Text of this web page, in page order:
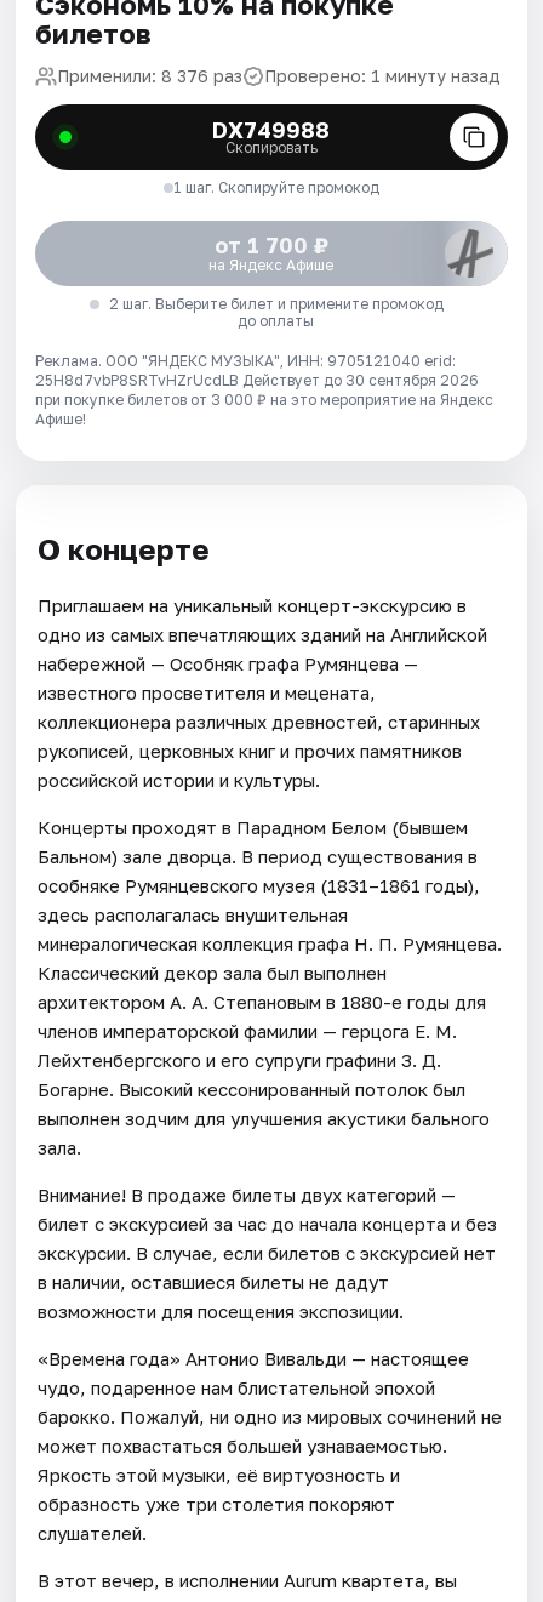
билетов
Применили: 8 376 раз Проверено: 1 минуту назад
DX749988
Скопировать
1 шаг. Скопируйте промокод
от 1 700 ₽
на Яндекс Афише
2 шаг. Выберите билет и примените промокод
до оплаты
Реклама. ООО "ЯНДЕКС МУЗЫКА", ИНН: 9705121040 erid:
25H8d7vbP8SRTvHZrUcdLB Действует до 30 сентября 2026
при покупке билетов от 3 000 ₽ на это мероприятие на Яндекс
Афише!
О концерте
Приглашаем на уникальный концерт-экскурсию в
одно из самых впечатляющих зданий на Английской
набережной — Особняк графа Румянцева —
известного просветителя и мецената,
коллекционера различных древностей, старинных
рукописей, церковных книг и прочих памятников
российской истории и культуры.
Концерты проходят в Парадном Белом (бывшем
Бальном) зале дворца. В период существования в
особняке Румянцевского музея (1831–1861 годы),
здесь располагалась внушительная
минералогическая коллекция графа Н. П. Румянцева.
Классический декор зала был выполнен
архитектором А. А. Степановым в 1880-е годы для
членов императорской фамилии — герцога Е. М.
Лейхтенбергского и его супруги графини З. Д.
Богарне. Высокий кессонированный потолок был
выполнен зодчим для улучшения акустики бального
зала.
Внимание! В продаже билеты двух категорий —
билет с экскурсией за час до начала концерта и без
экскурсии. В случае, если билетов с экскурсией нет
в наличии, оставшиеся билеты не дадут
возможности для посещения экспозиции.
«Времена года» Антонио Вивальди — настоящее
чудо, подаренное нам блистательной эпохой
барокко. Пожалуй, ни одно из мировых сочинений не
может похвастаться большей узнаваемостью.
Яркость этой музыки, её виртуозность и
образность уже три столетия покоряют
слушателей.
В этот вечер, в исполнении Aurum квартета, вы